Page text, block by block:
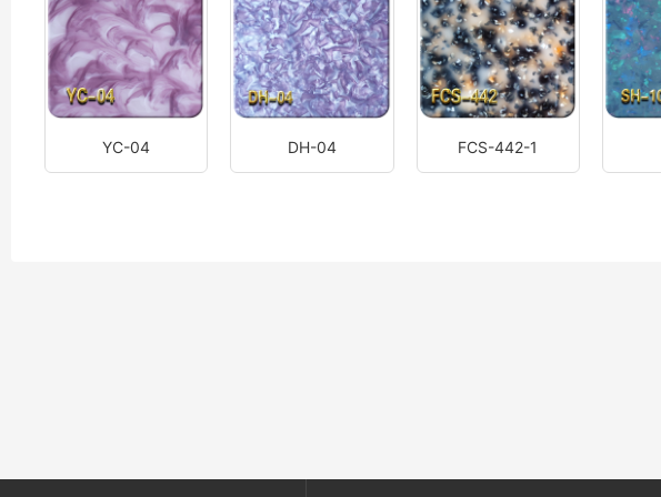
YC-04 DH-04 FCS-442-1